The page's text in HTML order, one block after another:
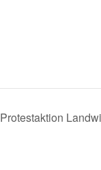
Protestaktion